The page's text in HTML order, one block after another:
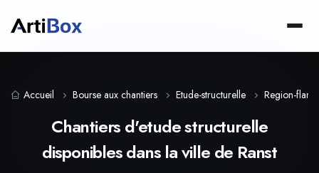
Accueil Bourse aux chantiers Etude-structurelle Region-
Chantiers d'etude structurelle
disponibles dans la ville de Ranst